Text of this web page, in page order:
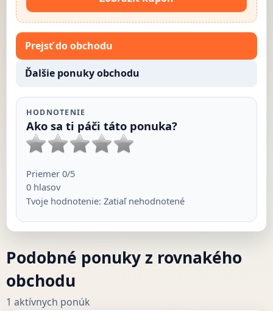
Prejsť do obchodu
Ďalšie ponuky obchodu
HODNOTENIE
Ako sa ti páči táto ponuka?
Priemer 0/5
0hlasov
Tvoje hodnotenie: Zatiaľ nehodnotené
Podobné ponuky z rovnakého
obchodu
1 aktívnych ponúk